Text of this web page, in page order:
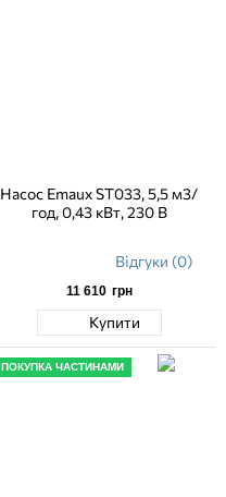
Насос Emaux ST033, 5,5 м3/
год, 0,43 кВт, 230 В
Відгуки (0)
11 610 грн
Купити
ПОКУПКА ЧАСТИНАМИ